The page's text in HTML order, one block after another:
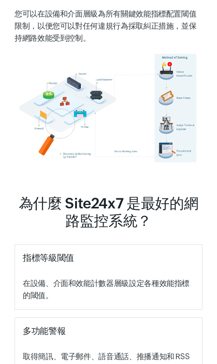
您可以在設備和介面層級為所有關鍵效能指標配置閾值
限制，以便您可以對任何違規行為採取糾正措施，並保
持網路效能受到控制。
為什麼 Site24x7 是最好的網
路監控系統？
指標等級閾值
在設備、介面和效能計數器層級設定各種效能指標
的閾值。
多功能警報
取得簡訊、電子郵件、語音通話、推播通知和 RSS